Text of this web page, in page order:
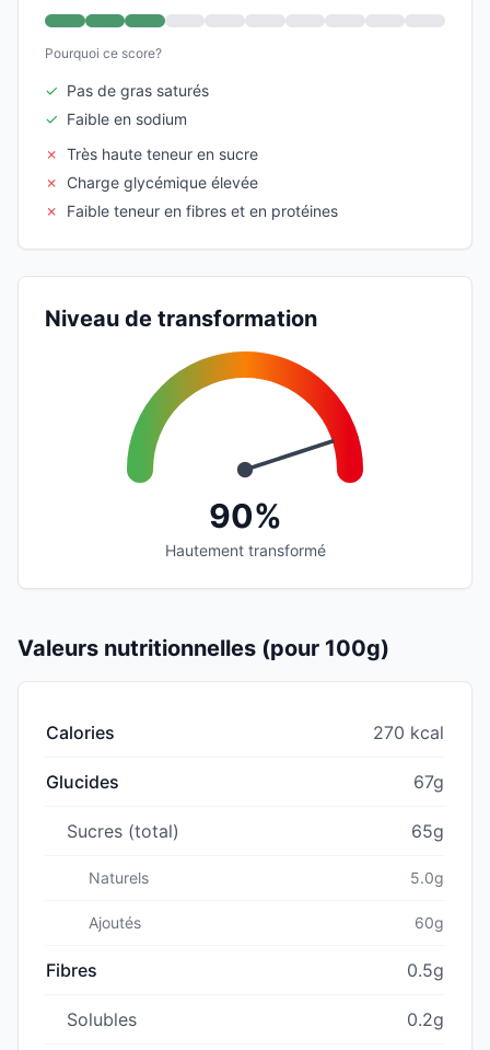
Pourquoi ce score?
✓ Pas de gras saturés
✓ Faible en sodium
✗ Très haute teneur en sucre
✗
Charge glycémique élevée
✗
Faible teneur en fibres et en protéines
Niveau de transformation
90%
Hautement transformé
Valeurs nutritionnelles (pour 100g)
Calories 270 kcal
Glucides 67g
Sucres (total) 65g
Naturels 5.0g
Ajoutés 60g
Fibres 0.5g
Solubles 0.2g